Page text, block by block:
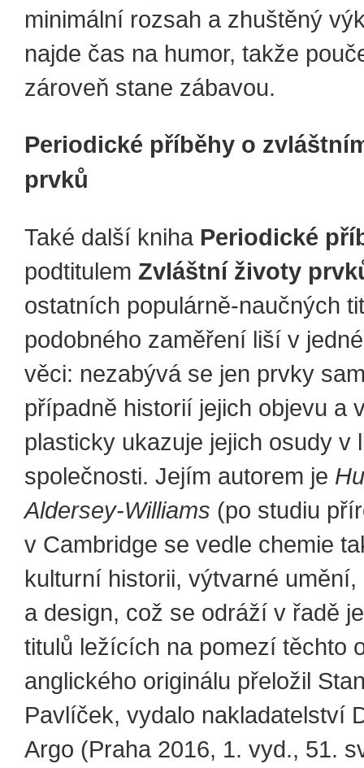
minimální rozsah a zhuštěný
najde čas na humor, takže
zároveň stane zábavou.
Periodické příběhy o
prvků
Také další kniha Periodické
podtitulem Zvláštní životy
ostatních populárně-naučných
podobného zaměření liší v
věci: nezabývá se jen prvky
případně historií jejich objevu a
plasticky ukazuje jejich osudy v
společnosti. Jejím autorem je
Aldersey-Williams (po studiu
v Cambridge se vedle chemie
kulturní historii, výtvarné
a design, což se odráží v řadě
titulů ležících na pomezí těchto
anglického originálu přeložil
Pavlíček, vydalo nakladatelství
Argo (Praha 2016, 1. vyd., 51.